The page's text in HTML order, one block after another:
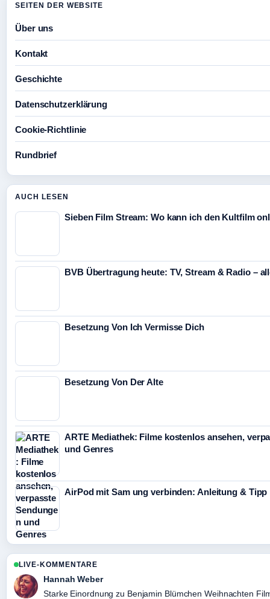
SEITEN DER WEBSITE
Über uns
Kontakt
Geschichte
Datenschutzerklärung
Cookie-Richtlinie
Rundbrief
AUCH LESEN
Sieben Film Stream: Wo kann ich den Kultfilm
BVB Übertragung heute: TV, Stream & Radio –
Besetzung Von Ich Vermisse Dich
Besetzung Von Der Alte
ARTE Mediathek: Filme kostenlos ansehen,
und Genres
AirPod mit Sam ung verbinden: Anleitung & Tipp
LIVE-KOMMENTARE
Hannah Weber
Starke Einordnung zu Benjamin Blümchen Weihnachten